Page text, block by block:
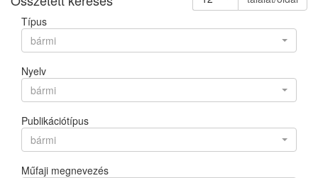
Típus
bármi
Nyelv
bármi
Publikációtípus
bármi
Műfaji megnevezés